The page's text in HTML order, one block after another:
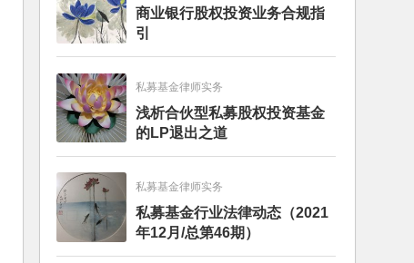
商业银行股权投资业务合规指
引
私募基金律师实务
浅析合伙型私募股权投资基金
的LP退出之道
私募基金律师实务
私募基金行业法律动态（2021
年12月/总第46期）